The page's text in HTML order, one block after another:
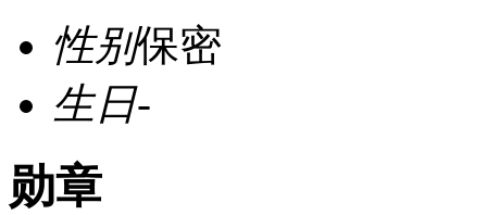
性别保密
生日-
勋章